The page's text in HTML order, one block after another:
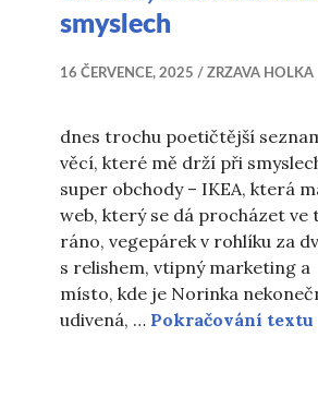
smyslech
16 ČERVENCE, 2025 ZRZAVA HOLKA
dnes trochu poetičtější
věcí, které mě drží při
super obchody – IKEA, která
web, který se dá procházet ve
ráno, vegepárek v rohlíku za
s relishem, vtipný marketing a
místo, kde je Norinka
udivená, … Pokračování textu